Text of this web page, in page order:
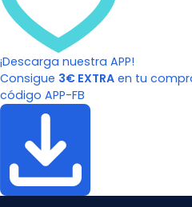
¡Descarga nuestra APP!
Consigue 3€ EXTRA en tu
código APP-FB